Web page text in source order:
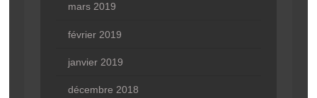
mars 2019
février 2019
janvier 2019
décembre 2018